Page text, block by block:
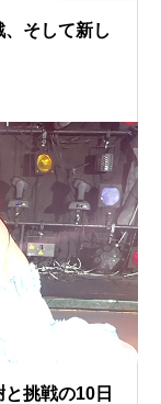
そして新し
挑戦の10日